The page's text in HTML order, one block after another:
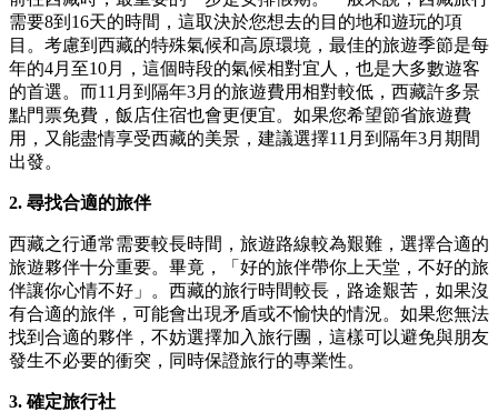
需要8到16天的時間，這取決於您想去的目的地和遊玩的項
目。考慮到西藏的特殊氣候和高原環境，最佳的旅遊季節是每
年的4月至10月，這個時段的氣候相對宜人，也是大多數遊客
的首選。而11月到隔年3月的旅遊費用相對較低，西藏許多景
點門票免費，飯店住宿也會更便宜。如果您希望節省旅遊費
用，又能盡情享受西藏的美景，建議選擇11月到隔年3月期間
出發。
2. 尋找合適的旅伴
西藏之行通常需要較長時間，旅遊路線較為艱難，選擇合適的
旅遊夥伴十分重要。畢竟，「好的旅伴帶你上天堂，不好的旅
伴讓你心情不好」。西藏的旅行時間較長，路途艱苦，如果沒
有合適的旅伴，可能會出現矛盾或不愉快的情況。如果您無法
找到合適的夥伴，不妨選擇加入旅行團，這樣可以避免與朋友
發生不必要的衝突，同時保證旅行的專業性。
3. 確定旅行社